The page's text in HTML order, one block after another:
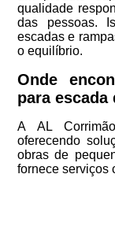
qualidade
das pessoas.
escadas e
o equilíbrio.
Onde
para escada
A AL
oferecendo
obras de
fornece serviços